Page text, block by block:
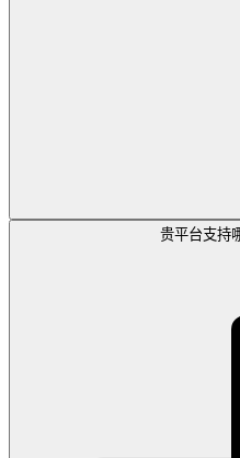
贵平台支持